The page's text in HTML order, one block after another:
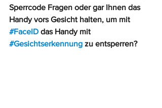
Sperrcode Fragen oder gar Ihnen das
Handy vors Gesicht halten, um mit
#FaceID das Handy mit
#Gesichtserkennung zu entsperren?